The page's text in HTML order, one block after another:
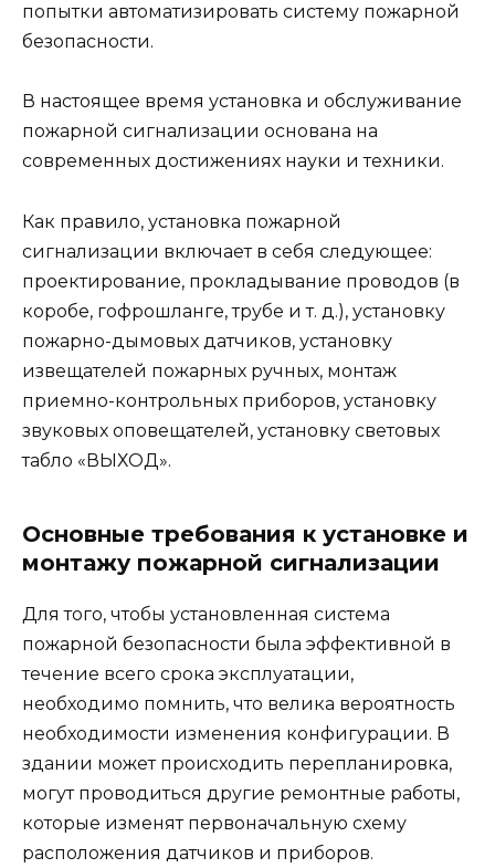
попытки автоматизировать систему пожарной
безопасности.
В настоящее время установка и обслуживание
пожарной сигнализации основана на
современных достижениях науки и техники.
Как правило, установка пожарной
сигнализации включает в себя следующее:
проектирование, прокладывание проводов (в
коробе, гофрошланге, трубе и т. д.), установку
пожарно-дымовых датчиков, установку
извещателей пожарных ручных, монтаж
приемно-контрольных приборов, установку
звуковых оповещателей, установку световых
табло «ВЫХОД».
Основные требования к установке и
монтажу пожарной сигнализации
Для того, чтобы установленная система
пожарной безопасности была эффективной в
течение всего срока эксплуатации,
необходимо помнить, что велика вероятность
необходимости изменения конфигурации. В
здании может происходить перепланировка,
могут проводиться другие ремонтные работы,
которые изменят первоначальную схему
расположения датчиков и приборов.